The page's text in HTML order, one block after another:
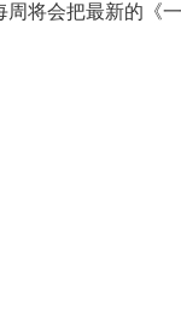
将会把最新的《